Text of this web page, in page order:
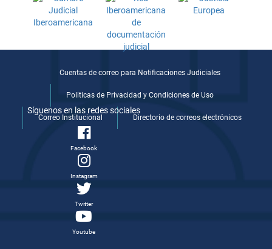
Cuentas de correo para Notificaciones Judiciales
Politicas de Privacidad y Condiciones de Uso
Correo Institucional Directorio de correos electrónicos
Síguenos en las redes sociales
Facebook
Instagram
Twitter
Youtube